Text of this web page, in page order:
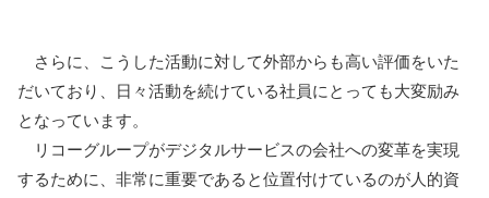
さらに、こうした活動に対して外部からも高い評価をいた
だいており、日々活動を続けている社員にとっても大変励み
となっています。
リコーグループがデジタルサービスの会社への変革を実現
するために、非常に重要であると位置付けているのが人的資